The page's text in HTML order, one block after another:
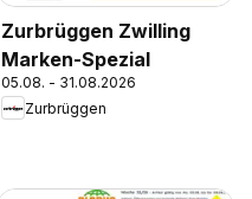
Zurbrüggen Zwilling
Marken-Spezial
05.08. - 31.08.2026
Zurbrüggen